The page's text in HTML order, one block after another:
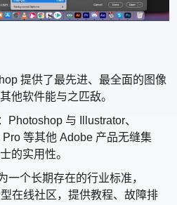
提供了最先进、最全面的图像
他软件能与之匹敌。
Photoshop 与 Illustrator、
等其他 Adob​​e 产品无缝集
的实用性。
一个长期存在的行业标准，
在线社区，提供教程、故障排